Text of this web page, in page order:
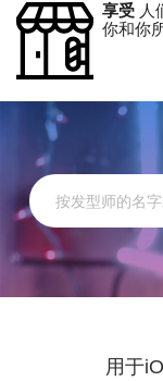
享受 人
你和你
用于